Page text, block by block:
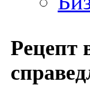
Рецепт